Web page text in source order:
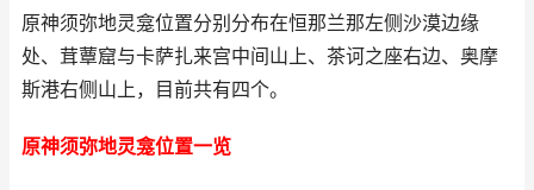
原神须弥地灵龛位置分别分布在恒那兰那左侧沙漠边缘
处、茸蕈窟与卡萨扎来宫中间山上、茶诃之座右边、奥摩
斯港右侧山上，目前共有四个。
原神须弥地灵龛位置一览